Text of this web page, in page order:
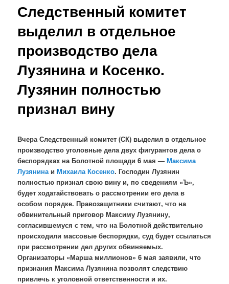
Следственный комитет
выделил в отдельное
производство дела
Лузянина и Косенко.
Лузянин полностью
признал вину
Вчера Следственный комитет (СК) выделил в отдельное
производство уголовные дела двух фигурантов дела о
беспорядках на Болотной площади 6 мая —Максима
Лузянина иМихаила Косенко. Господин Лузянин
полностью признал свою вину и, по сведениям «Ъ»,
будет ходатайствовать о рассмотрении его дела в
особом порядке. Правозащитники считают, что на
обвинительный приговор Максиму Лузянину,
согласившемуся с тем, что на Болотной действительно
происходили массовые беспорядки, суд будет ссылаться
при рассмотрении дел других обвиняемых.
Организаторы «Марша миллионов» 6 мая заявили, что
признания Максима Лузянина позволят следствию
привлечь к уголовной ответственности и их.